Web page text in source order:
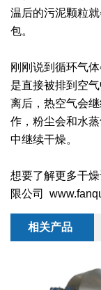
温后的污泥颗粒
包。
刚刚说到循环气
是直接被排到空
离后，热空气会
作，粉尘会和水
中继续干燥。
想要了解更多干
限公司
相关产品